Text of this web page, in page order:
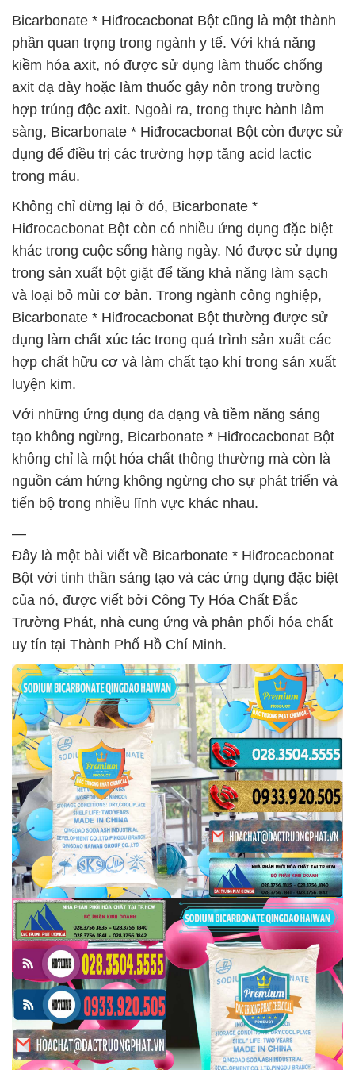
Bicarbonate * Hiđrocacbonat Bột cũng là một thành
phần quan trọng trong ngành y tế. Với khả năng
kiềm hóa axit, nó được sử dụng làm thuốc chống
axit dạ dày hoặc làm thuốc gây nôn trong trường
hợp trúng độc axit. Ngoài ra, trong thực hành lâm
sàng, Bicarbonate * Hiđrocacbonat Bột còn được sử
dụng để điều trị các trường hợp tăng acid lactic
trong máu.
Không chỉ dừng lại ở đó, Bicarbonate *
Hiđrocacbonat Bột còn có nhiều ứng dụng đặc biệt
khác trong cuộc sống hàng ngày. Nó được sử dụng
trong sản xuất bột giặt để tăng khả năng làm sạch
và loại bỏ mùi cơ bản. Trong ngành công nghiệp,
Bicarbonate * Hiđrocacbonat Bột thường được sử
dụng làm chất xúc tác trong quá trình sản xuất các
hợp chất hữu cơ và làm chất tạo khí trong sản xuất
luyện kim.
Với những ứng dụng đa dạng và tiềm năng sáng
tạo không ngừng, Bicarbonate * Hiđrocacbonat Bột
không chỉ là một hóa chất thông thường mà còn là
nguồn cảm hứng không ngừng cho sự phát triển và
tiến bộ trong nhiều lĩnh vực khác nhau.
—
Đây là một bài viết về Bicarbonate * Hiđrocacbonat
Bột với tinh thần sáng tạo và các ứng dụng đặc biệt
của nó, được viết bởi Công Ty Hóa Chất Đắc
Trường Phát, nhà cung ứng và phân phối hóa chất
uy tín tại Thành Phố Hồ Chí Minh.